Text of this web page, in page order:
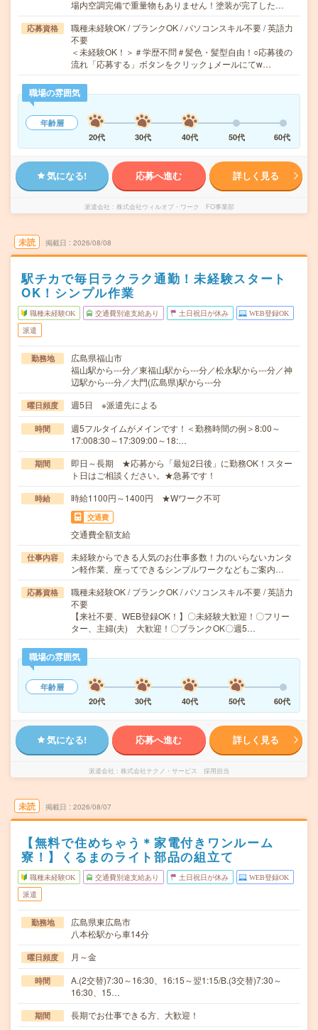
場内空調完備で重量物もありません！塗装が完了した…
応募資格
職種未経験OK / ブランクOK / パソコンスキル不要 / 英語力
不要
＜未経験OK！＞＃学歴不問＃髪色・髪型自由！○応募後の
流れ「応募する」ボタンをクリック↓メールにてw…
職場の雰囲気
年齢層
20代
30代 40代 50代 60代
気になる! 応募へ進む 詳しく見る
派遣会社 株式会社ウィルオブ・ワーク FO事業部
未読 掲載日 2026/08/08
駅チカで毎日ラクラク通勤！未経験スタート
OK！シンプル作業
職種未経験OK 交通費別途支給あり 土日祝日が休み WEB登録OK
派遣
勤務地
広島県福山市
福山駅から---分／東福山駅から---分／松永駅から---分／神
辺駅から---分／大門(広島県)駅から---分
曜日頻度 週5日 ※派遣先による
時間
週5フルタイムがメインです！＜勤務時間の例＞8:00～
17:008:30～17:309:00～18:…
期間
即日～長期 ★応募から「最短2日後」に勤務OK！スター
ト日はご相談ください。★急募です！
時給 時給1100円～1400円 ★Wワーク不可
交通費
交通費全額支給
仕事内容
未経験からできる人気のお仕事多数！力のいらないカンタ
ン軽作業、座ってできるシンプルワークなどもご案内…
応募資格
職種未経験OK / ブランクOK / パソコンスキル不要 / 英語力
不要
【来社不要、WEB登録OK！】〇未経験大歓迎！〇フリー
ター、主婦(夫) 大歓迎！〇ブランクOK〇週5…
職場の雰囲気
年齢層
20代
30代 40代 50代 60代
気になる! 応募へ進む 詳しく見る
派遣会社 株式会社テクノ・サービス 採用担当
未読 掲載日 2026/08/07
【無料で住めちゃう＊家電付きワンルーム
寮！】くるまのライト部品の組立て
職種未経験OK 交通費別途支給あり 土日祝日が休み WEB登録OK
派遣
勤務地
広島県東広島市
八本松駅から車14分
曜日頻度 月～金
時間
A.(2交替)7:30～16:30、16:15～翌1:15/B.(3交替)7:30～
16:30、15…
期間 長期でお仕事できる方、大歓迎！